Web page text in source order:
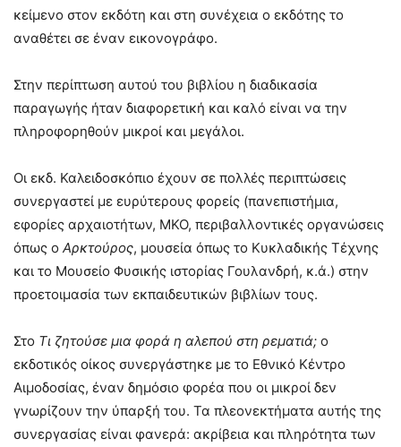
κείμενο στον εκδότη και στη συνέχεια ο εκδότης το
αναθέτει σε έναν εικονογράφο.
Στην περίπτωση αυτού του βιβλίου η διαδικασία
παραγωγής ήταν διαφορετική και καλό είναι να την
πληροφορηθούν μικροί και μεγάλοι.
Οι εκδ. Καλειδοσκόπιο έχουν σε πολλές περιπτώσεις
συνεργαστεί με ευρύτερους φορείς (πανεπιστήμια,
εφορίες αρχαιοτήτων, ΜΚΟ, περιβαλλοντικές οργανώσεις
όπως ο Αρκτούρος, μουσεία όπως το Κυκλαδικής Τέχνης
και το Μουσείο Φυσικής ιστορίας Γουλανδρή, κ.ά.) στην
προετοιμασία των εκπαιδευτικών βιβλίων τους.
Στο Τι ζητούσε μια φορά η αλεπού στη ρεματιά; ο
εκδοτικός οίκος συνεργάστηκε με το Εθνικό Κέντρο
Αιμοδοσίας, έναν δημόσιο φορέα που οι μικροί δεν
γνωρίζουν την ύπαρξή του. Τα πλεονεκτήματα αυτής της
συνεργασίας είναι φανερά: ακρίβεια και πληρότητα των